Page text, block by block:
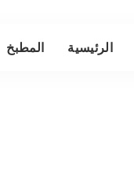
الرئيسية المطبخ